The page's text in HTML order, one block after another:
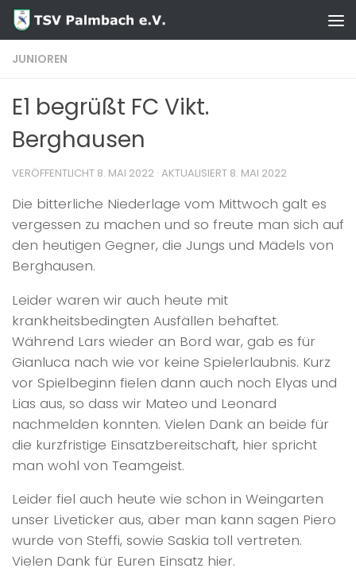
Zum Inhalt springen
JUNIOREN
E1 begrüßt FC Vikt.
Berghausen
VERÖFFENTLICHT 8. MAI 2022 · AKTUALISIERT 8. MAI 2022
Die bitterliche Niederlage vom Mittwoch galt es
vergessen zu machen und so freute man sich auf
den heutigen Gegner, die Jungs und Mädels von
Berghausen.
Leider waren wir auch heute mit
krankheitsbedingten Ausfällen behaftet.
Während Lars wieder an Bord war, gab es für
Gianluca nach wie vor keine Spielerlaubnis. Kurz
vor Spielbeginn fielen dann auch noch Elyas und
Lias aus, so dass wir Mateo und Leonard
nachmelden konnten. Vielen Dank an beide für
die kurzfristige Einsatzbereitschaft, hier spricht
man wohl von Teamgeist.
Leider fiel auch heute wie schon in Weingarten
unser Liveticker aus, aber man kann sagen Piero
wurde von Steffi, sowie Saskia toll vertreten.
Vielen Dank für Euren Einsatz hier.